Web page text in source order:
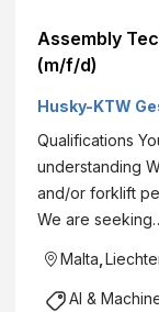
Assembly
(m/f/d)
Husky-KTW
Qualifications
understanding
and/or forklift
We are
Malta
AI &